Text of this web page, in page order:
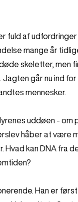
fuld af
mange år
skeletter, men
går nu ind
mennesker.
uddøen - om
håber at være
Hvad kan DNA fra
Han er